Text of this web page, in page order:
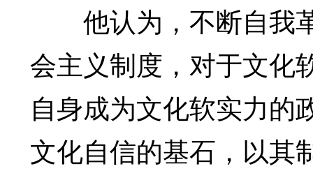
他认为，不断自我
会主义制度，对于文化
自身成为文化软实力的
文化自信的基石，以其